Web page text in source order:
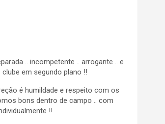
.. incompetente .. arrogante .. e
em segundo plano !!
é humildade e respeito com os
bons dentro de campo .. com
!!